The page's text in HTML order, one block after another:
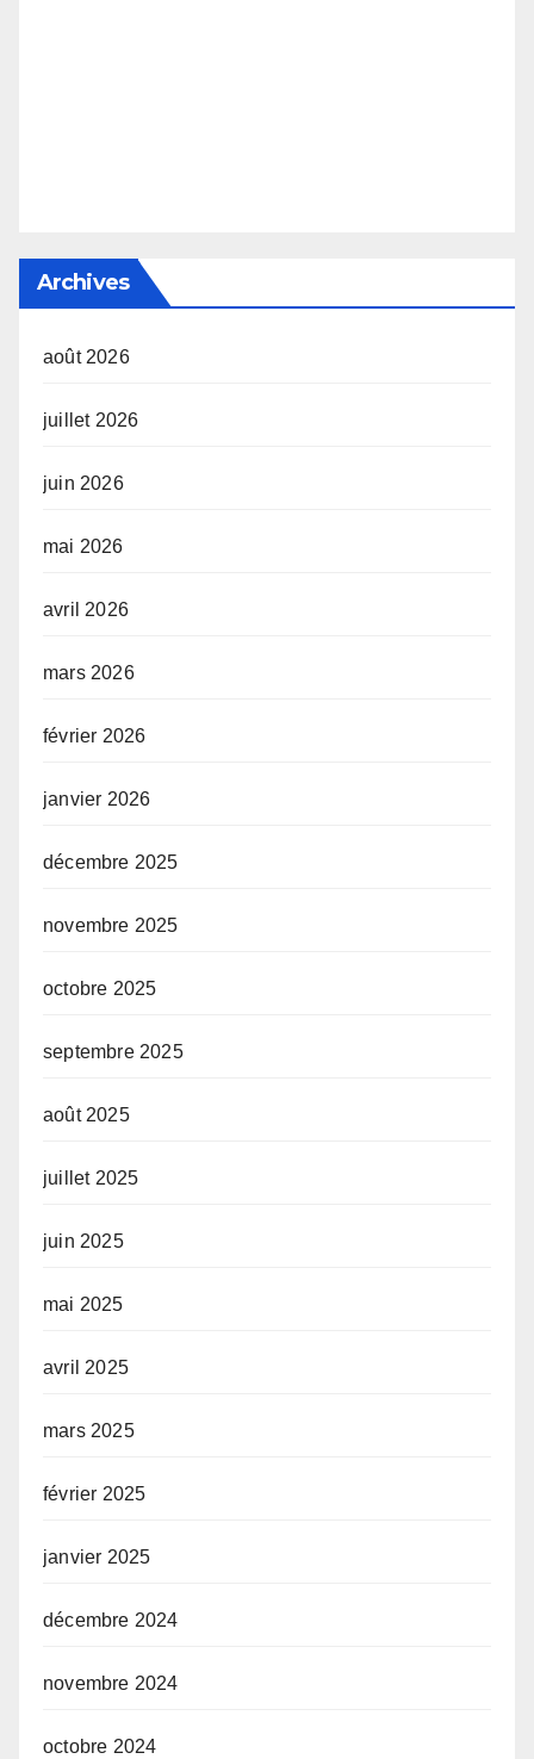
Archives
août 2026
juillet 2026
juin 2026
mai 2026
avril 2026
mars 2026
février 2026
janvier 2026
décembre 2025
novembre 2025
octobre 2025
septembre 2025
août 2025
juillet 2025
juin 2025
mai 2025
avril 2025
mars 2025
février 2025
janvier 2025
décembre 2024
novembre 2024
octobre 2024